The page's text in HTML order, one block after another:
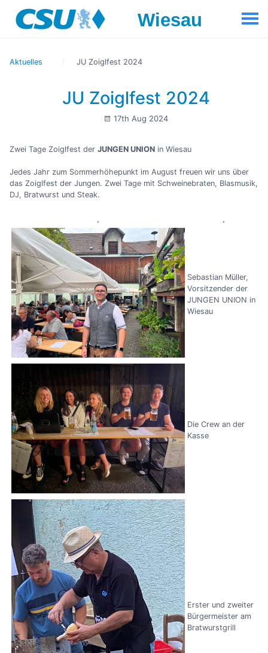
Aktuelles JU Zoiglfest 2024
JU Zoiglfest 2024
17th Aug 2024
Zwei Tage Zoiglfest der JUNGEN UNION in Wiesau
Jedes Jahr zum Sommerhöhepunkt im August freuen wir uns über
das Zoiglfest der Jungen. Zwei Tage mit Schweinebraten, Blasmusik,
DJ, Bratwurst und Steak.
. .
Sebastian Müller,
Vorsitzender der
JUNGEN UNION in
Wiesau
Die Crew an der
Kasse
Erster und zweiter
Bürgermeister am
Bratwurstgrill